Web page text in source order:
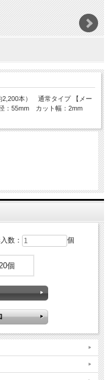
本） 通常タイプ 【メー
径：55mm カット幅：2mm
数： 個
20個